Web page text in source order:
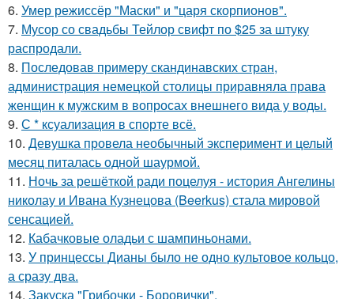
6. Умер режиссёр "Маски" и "царя скорпионов".
7. Мусор со свадьбы Тейлор свифт по $25 за штуку
распродали.
8. Последовав примеру скандинавских стран,
администрация немецкой столицы приравняла права
женщин к мужским в вопросах внешнего вида у воды.
9. С * ксуализация в спорте всё.
10. Девушка провела необычный эксперимент и целый
месяц питалась одной шаурмой.
11. Ночь за решёткой ради поцелуя - история Ангелины
николау и Ивана Кузнецова (Beerkus) стала мировой
сенсацией.
12. Кабачковые оладьи с шампиньонами.
13. У принцессы Дианы было не одно культовое кольцо,
а сразу два.
14. Закуска "Грибочки - Боровички".